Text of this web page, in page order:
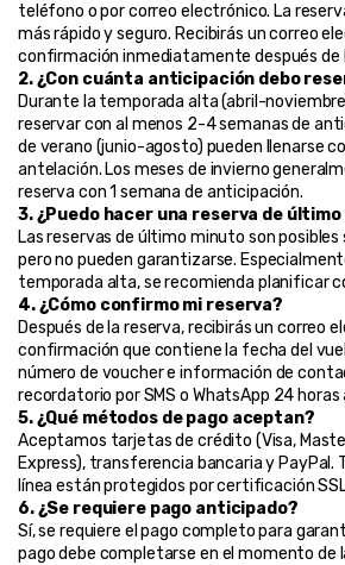
teléfono o por correo electrónico. La
más rápido y seguro. Recibirás un correo
confirmación inmediatamente después de
2. ¿Con cuánta anticipación debo
Durante la temporada alta (abril-
reservar con al menos 2-4 semanas de
de verano (junio-agosto) pueden llenarse
antelación. Los meses de invierno
reserva con 1 semana de anticipación.
3. ¿Puedo hacer una reserva de
Las reservas de último minuto son posibles
pero no pueden garantizarse.
temporada alta, se recomienda planificar
4. ¿Cómo confirmo mi reserva?
Después de la reserva, recibirás un correo
confirmación que contiene la fecha del
número de voucher e información de
recordatorio por SMS o WhatsApp 24 horas
5. ¿Qué métodos de pago aceptan?
Aceptamos tarjetas de crédito (Visa,
Express), transferencia bancaria y PayPal.
línea están protegidos por certificación
6. ¿Se requiere pago anticipado?
Sí, se requiere el pago completo para
pago debe completarse en el momento de